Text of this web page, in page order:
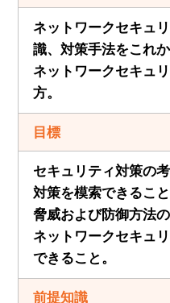
ネットワークセキュ
識、対策手法をこれ
ネットワークセキュ
方。
目標
セキュリティ対策の
対策を模索できること
脅威および防御方法
ネットワークセキュ
できること。
前提知識